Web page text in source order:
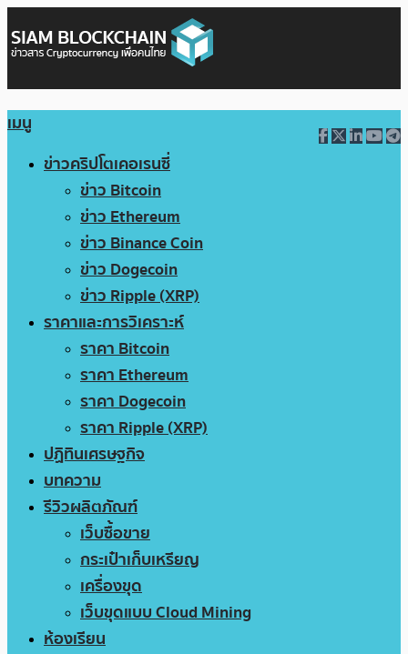
เมนู
ข่าวคริปโตเคอเรนซี่
ข่าว Bitcoin
ข่าว Ethereum
ข่าว Binance Coin
ข่าว Dogecoin
ข่าว Ripple (XRP)
ราคาและการวิเคราะห์
ราคา Bitcoin
ราคา Ethereum
ราคา Dogecoin
ราคา Ripple (XRP)
ปฏิทินเศรษฐกิจ
บทความ
รีวิวผลิตภัณฑ์
เว็บซื้อขาย
กระเป๋าเก็บเหรียญ
เครื่องขุด
เว็บขุดแบบ Cloud Mining
ห้องเรียน